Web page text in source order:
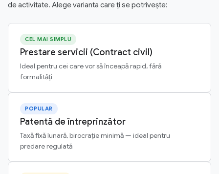
de activitate. Alege varianta care ți se potrivește:
CEL MAI SIMPLU
Prestare servicii (Contract civil)
Ideal pentru cei care vor să înceapă rapid, fără
formalități
POPULAR
Patentă de întreprinzător
Taxă fixă lunară, birocrație minimă — ideal pentru
predare regulată